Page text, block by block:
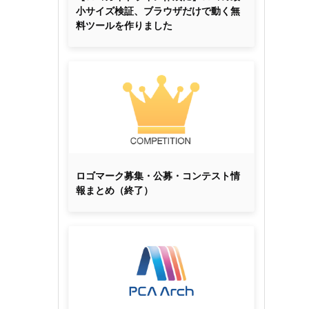
小サイズ検証、ブラウザだけで動く無
料ツールを作りました
ロゴマーク募集・公募・コンテスト情
報まとめ（終了）